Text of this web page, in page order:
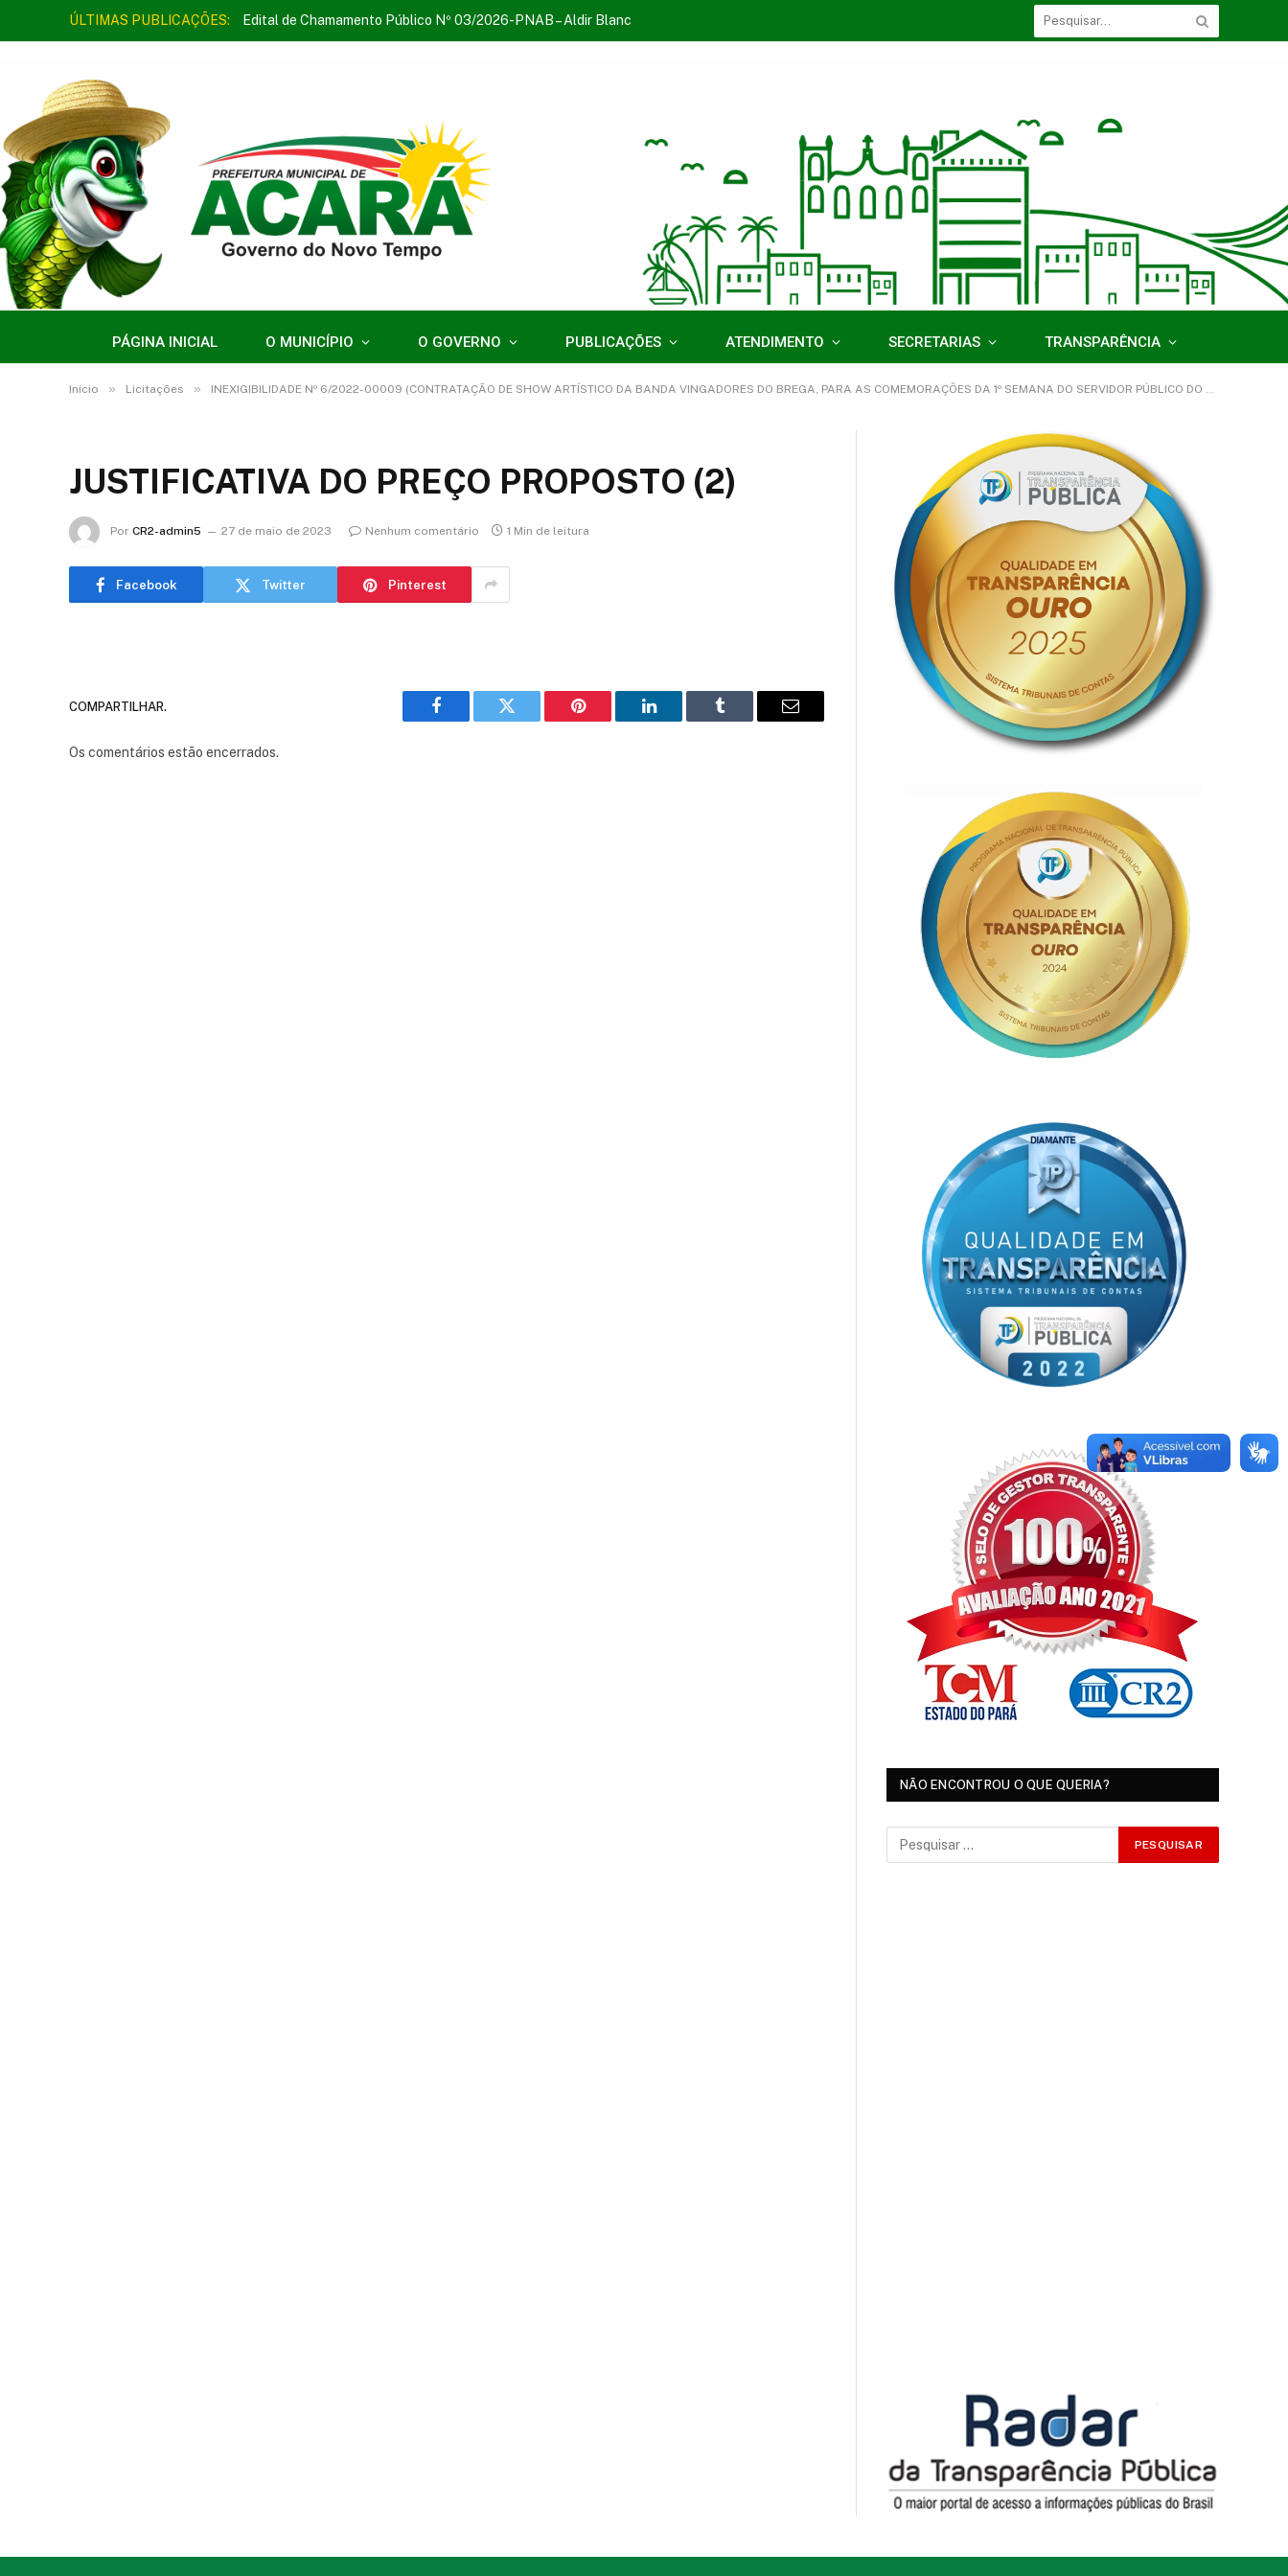
ÚLTIMAS PUBLICAÇÕES: Edital de Chamamento Público Nº 03/2026-PNAB – Aldir Blanc
PÁGINA INICIAL O MUNICÍPIO O GOVERNO PUBLICAÇÕES ATENDIMENTO SECRETARIAS TRANSPARÊNCIA
Início » Licitações » INEXIGIBILIDADE Nº 6/2022-00009 (CONTRATAÇÃO DE SHOW ARTÍSTICO DA BANDA VINGADORES DO BREGA, PARA AS COMEMORAÇÕES DA 1º SEMANA DO SERVIDOR PÚBLICO DO MUNICÍPIO DE ACARÁ/PA)
JUSTIFICATIVA DO PREÇO PROPOSTO (2)
Por CR2-admin5 27 de maio de 2023 Nenhum comentário 1 Min de leitura
Facebook Twitter Pinterest
COMPARTILHAR.
Facebook Twitter Pinterest LinkedIn Tumblr
E-
Os comentários estão encerrados.
NÃO ENCONTROU O QUE QUERIA?